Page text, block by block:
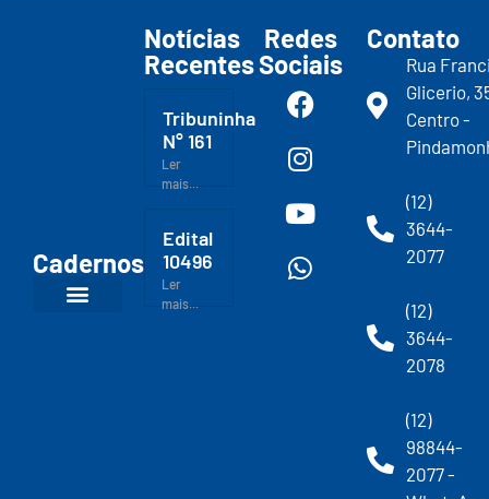
Cadernos
Notícias
Recentes
Tribuninha
N° 161
Ler
mais...
Edital
10496
Ler
mais...
Redes
Sociais
Contato
Rua
Glicerio,
Centro -
(12)
3644-
2077
(12)
3644-
2078
(12)
98844-
2077 -